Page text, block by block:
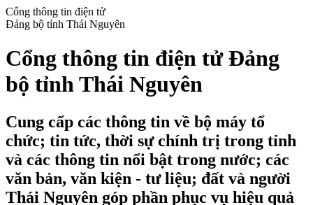
Cổng thông tin điện tử
Đảng bộ tỉnh Thái Nguyên
Cổng thông tin điện tử Đảng
bộ tỉnh Thái Nguyên
Cung cấp các thông tin về bộ máy tổ
chức; tin tức, thời sự chính trị trong tỉnh
và các thông tin nổi bật trong nước; các
văn bản, văn kiện - tư liệu; đất và người
Thái Nguyên góp phần phục vụ hiệu quả